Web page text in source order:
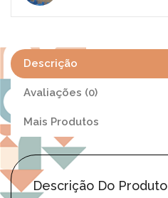
Descrição
Avaliações (0)
Mais Produtos
Descrição Do Produto